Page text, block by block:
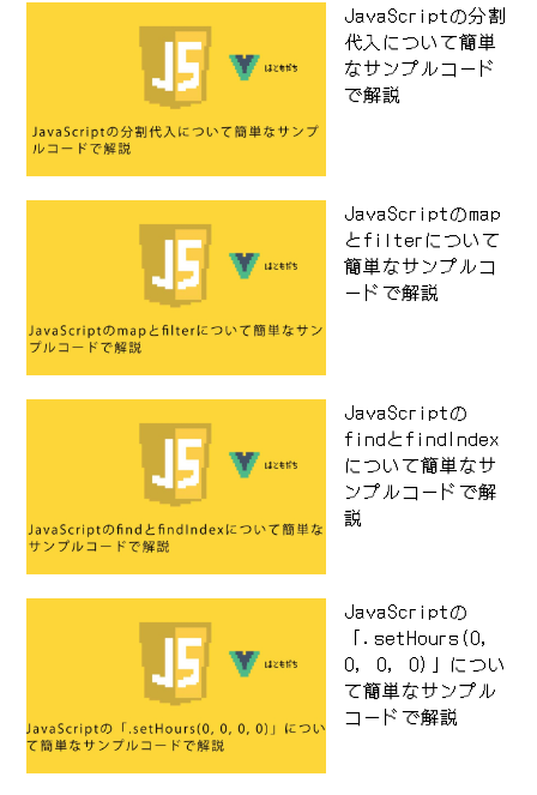
JavaScriptの分割
代入について簡単
なサンプルコード
で解説
JavaScriptのmap
とfilterについて
簡単なサンプルコ
ードで解説
JavaScriptの
findとfindIndex
について簡単なサ
ンプルコードで解
説
JavaScriptの
「.setHours(0,
0, 0, 0)」につい
て簡単なサンプル
コードで解説